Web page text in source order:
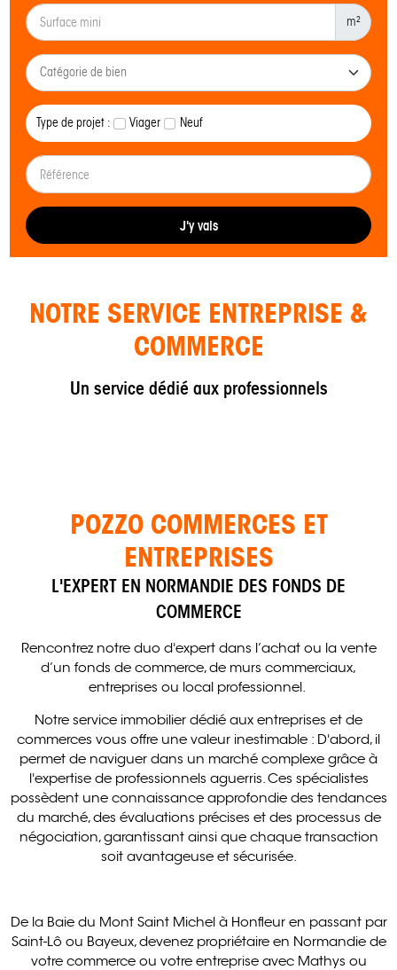
m²
Type de projet : Viager Neuf
J'y vais
NOTRE SERVICE ENTREPRISE &
COMMERCE
Un service dédié aux professionnels
POZZO COMMERCES ET
ENTREPRISES
L'EXPERT EN NORMANDIE DES FONDS DE
COMMERCE
Rencontrez notre duo d'expert dans l’achat ou la vente
d’un fonds de commerce, de murs commerciaux,
entreprises ou local professionnel.
Notre service immobilier dédié aux entreprises et de
commerces vous offre une valeur inestimable : D'abord, il
permet de naviguer dans un marché complexe grâce à
l'expertise de professionnels aguerris. Ces spécialistes
possèdent une connaissance approfondie des tendances
du marché, des évaluations précises et des processus de
négociation, garantissant ainsi que chaque transaction
soit avantageuse et sécurisée.
De la Baie du Mont Saint Michel à Honfleur en passant par
Saint-Lô ou Bayeux, devenez propriétaire en Normandie de
votre commerce ou votre entreprise avec Mathys ou